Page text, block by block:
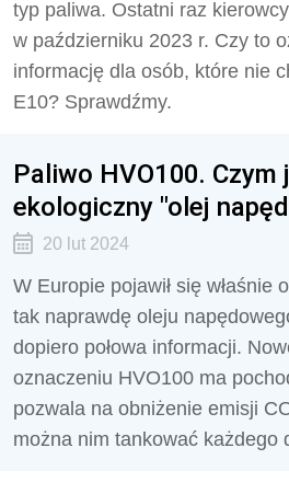
typ paliwa. Ostatni raz
w październiku 2023 r. Czy to
informację dla osób, które nie
E10? Sprawdźmy.
Paliwo HVO100. Czym
ekologiczny "olej
20 lut 2024
W Europie pojawił się właśnie
tak naprawdę oleju
dopiero połowa informacji.
oznaczeniu HVO100 ma
pozwala na obniżenie emisji
można nim tankować każdego